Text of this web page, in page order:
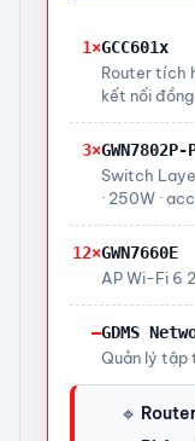
1×GCC601x
Router tích
kết nối
3×
Switch
· 250W ·
12×GWN7660E
AP Wi-Fi 6
—GDMS
Quản lý tập
🔹